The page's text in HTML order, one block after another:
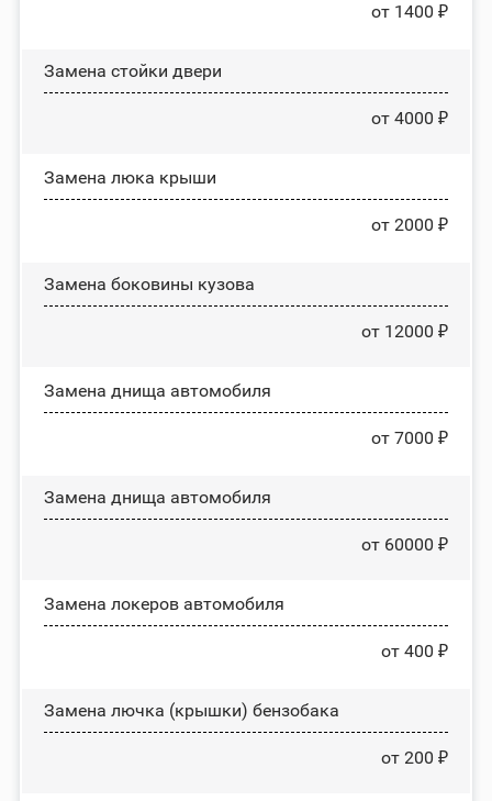
от 1400 ₽
Зaмeнa cтoйĸи двepи
от 4000 ₽
Зaмeнa люĸa ĸpыши
от 2000 ₽
Замена боковины кузова
от 12000 ₽
Замена днища автомобиля
от 7000 ₽
Замена днища автомобиля
от 60000 ₽
Замена лoĸepoв автомобиля
от 400 ₽
Замена лючка (крышки) бензобака
от 200 ₽